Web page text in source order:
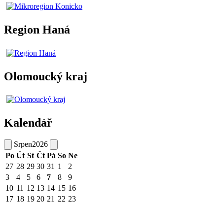
Region Haná
Olomoucký kraj
Kalendář
Srpen2026
Po Út St Čt Pá So Ne
27 28 29 30 31 1
2
3
4 5 6 7 8
9
10 11 12 13 14 15 16
17 18 19 20 21 22 23